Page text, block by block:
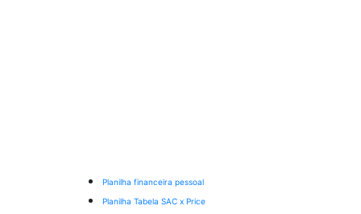
Planilha financeira pessoal
Planilha Tabela SAC x Price